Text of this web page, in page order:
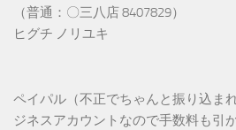
（普通：〇三八店 8407829）
ヒグチ ノリユキ
ペイパル（不正でちゃんと振り込ま
ジネスアカウントなので手数料も引